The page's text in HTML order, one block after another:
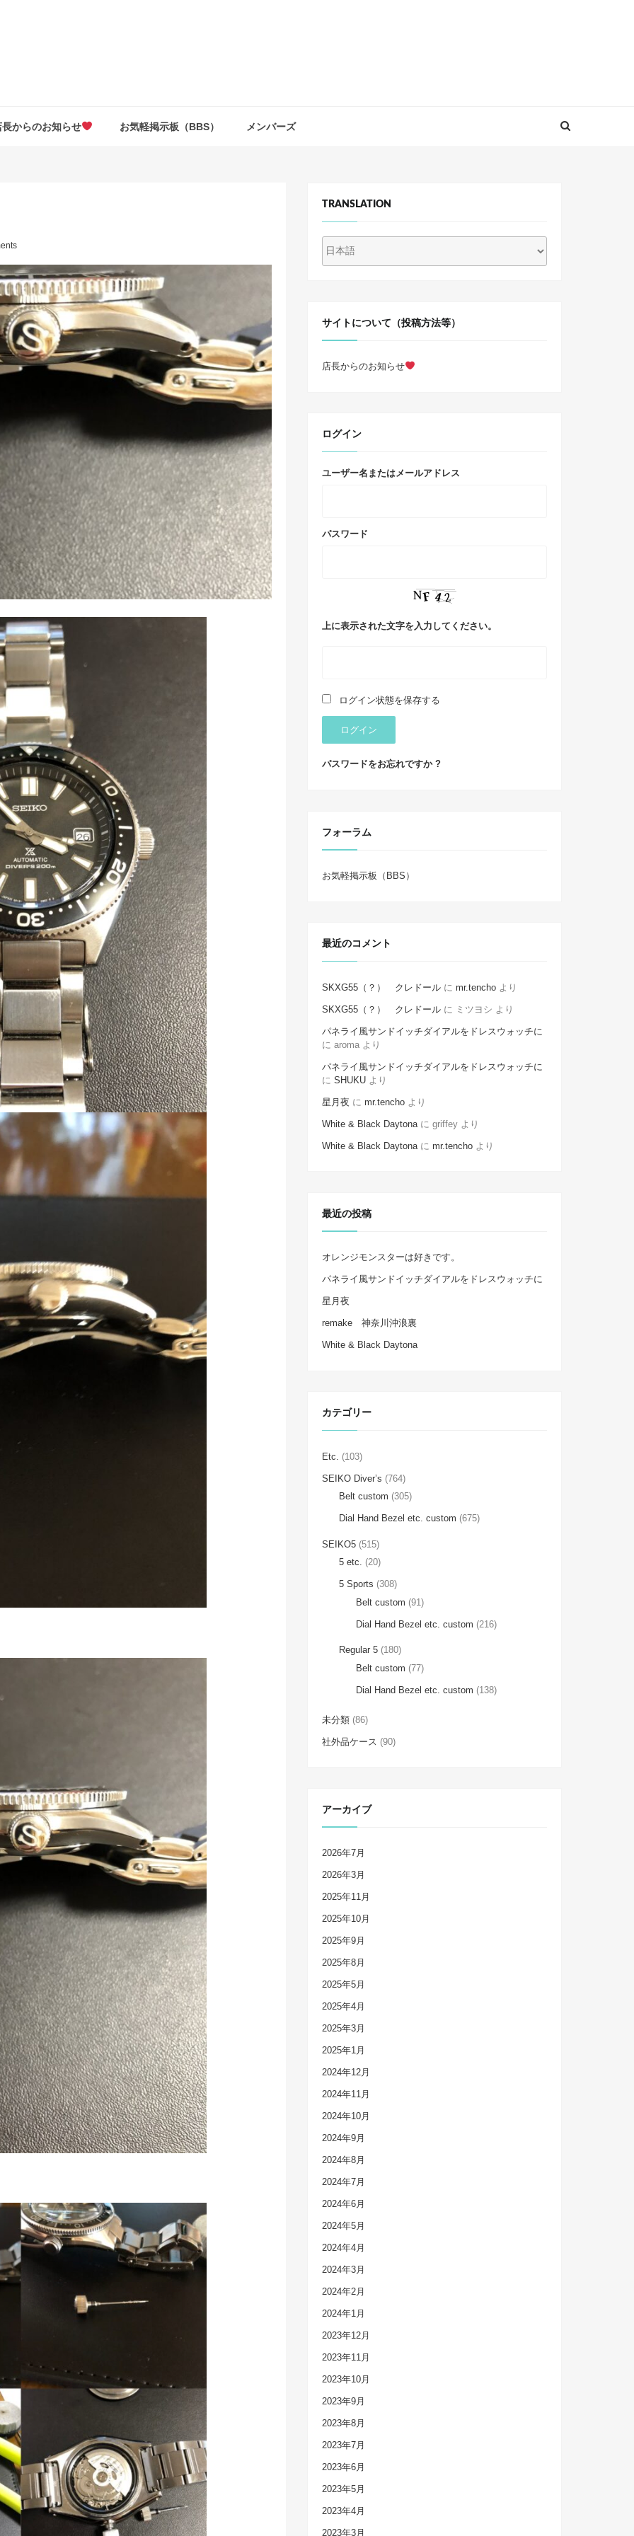
長からのお知らせ お気軽掲示板（BBS） メンバーズ
TRANSLATION
サイトについて（投稿方法等）
店長からのお知らせ
ログイン
ユーザー名またはメールアドレス
パスワード
上に表示された文字を入力してください。
ログイン状態を保存する
ログイン
パスワードをお忘れですか ?
フォーラム
お気軽掲示板（BBS）
最近のコメント
SKXG55（？） クレドール に mr.tencho より
SKXG55（？） クレドール に ミツヨシ より
パネライ風サンドイッチダイアルをドレスウォッチに
に aroma より
パネライ風サンドイッチダイアルをドレスウォッチに
に SHUKU より
星月夜 に mr.tencho より
White & Black Daytona に griffey より
White & Black Daytona に mr.tencho より
最近の投稿
オレンジモンスターは好きです。
パネライ風サンドイッチダイアルをドレスウォッチに
星月夜
remake 神奈川沖浪裏
White & Black Daytona
カテゴリー
Etc. (103)
SEIKO Diver’s (764)
Belt custom (305)
Dial Hand Bezel etc. custom (675)
SEIKO5 (515)
5 etc. (20)
5 Sports (308)
Belt custom (91)
Dial Hand Bezel etc. custom (216)
Regular 5 (180)
Belt custom (77)
Dial Hand Bezel etc. custom (138)
未分類 (86)
社外品ケース (90)
アーカイブ
2026年7月
2026年3月
2025年11月
2025年10月
2025年9月
2025年8月
2025年5月
2025年4月
2025年3月
2025年1月
2024年12月
2024年11月
2024年10月
2024年9月
2024年8月
2024年7月
2024年6月
2024年5月
2024年4月
2024年3月
2024年2月
2024年1月
2023年12月
2023年11月
2023年10月
2023年9月
2023年8月
2023年7月
2023年6月
2023年5月
2023年4月
2023年3月